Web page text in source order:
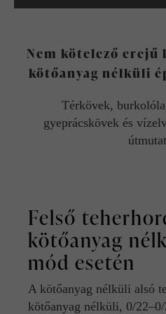
Nem kötelező
kötőanyag nélküli
Térkövek,
gyeprácskövek és
Felső
kötőanyag
mód esetén
A kötőanyag nélküli alsó
kötőanyag nélküli, 0/